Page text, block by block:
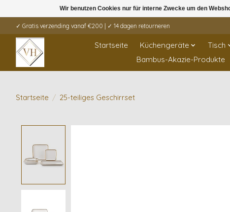
✓ Gratis verzending vanaf €200 | ✓ 14 dagen retourneren
Startseite Küchengeräte Tisch
Bambus-Akazie-Produkte
Startseite / 25-teiliges Geschirrset
Wir benutzen Cookies nur für interne Zwecke um den